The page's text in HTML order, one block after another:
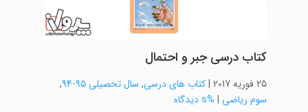
کتاب درسی جبر و احتمال
25 فوریه 2017 |کتاب های درسی, سال تحصیلی 95-94
,
سوم ریاضی | %s دیدگاه